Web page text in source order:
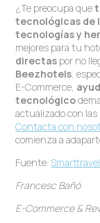
¿Te preocupa que
tecnológicas de
tecnologías y
mejores para tu
directas por no
Beezhotels ,
E-Commerce,
tecnológico
actualizado con
Contacta con
comienza a
Fuente:
Francesc Bañó
E-Commerce&